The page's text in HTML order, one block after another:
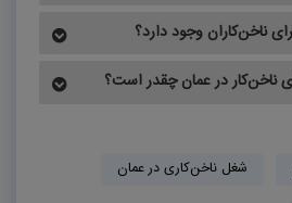
ناخن‌کاران وجود دارد؟
ناخن‌کار در عمان چقدر است؟
شغل ناخن‌کاری در عمان